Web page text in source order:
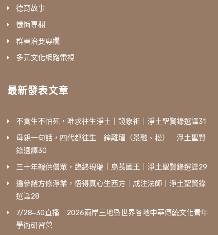
德育故事
懺悔專欄
群書治要專欄
多元文化網路電視
最新發表文章
不貪生不怕死，唯求往生淨土｜錢象祖｜淨土聖賢錄選譯31
母親一句話，四代都往生｜鐘離瑾（景融、松）｜淨土聖賢
錄選譯30
三十年親供僧眾，臨終現瑞｜烏萇國王｜淨土聖賢錄選譯29
遍參諸方修淨業，悟得真心生西方｜成注法師｜淨土聖賢錄
選譯28
7/28‒30直播｜2026兩岸三地暨世界各地中華傳統文化青年
學術研習營